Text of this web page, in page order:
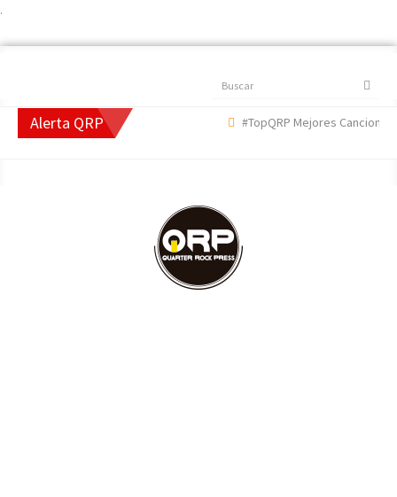
.
Buscar
Alerta QRP #TopQRP Mejores Canciones